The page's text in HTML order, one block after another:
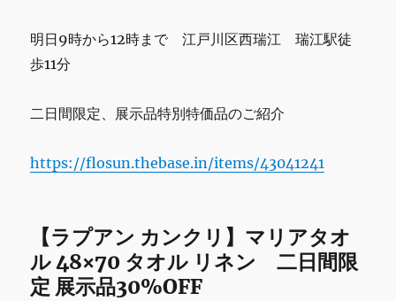
営
に
明日9時から12時まで 江戸川区西瑞江 瑞江駅徒
歩11分
二日間限定、展示品特別特価品のご紹介
https://flosun.thebase.in/items/43041241
【ラプアン カンクリ】マリアタオ
ル 48×70 タオル リネン 二日間限
定 展示品30%OFF